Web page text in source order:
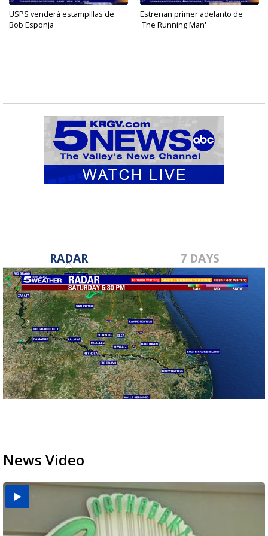
USPS venderá estampillas de
Bob Esponja
Estrenan primer adelanto de
'The Running Man'
RADAR 7 DAYS
News Video